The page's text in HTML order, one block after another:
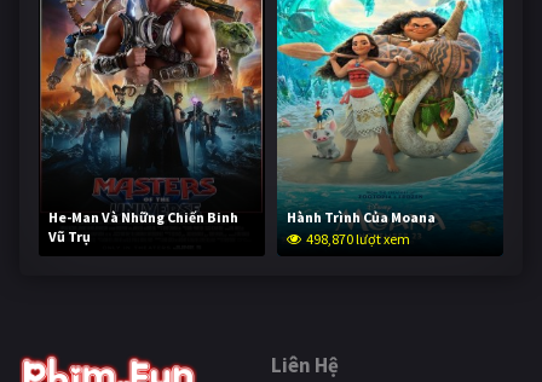
He-Man Và Những Chiến Binh
Vũ Trụ
248,311 lượt xem
Hành Trình Của Moana
498,870 lượt xem
Liên Hệ